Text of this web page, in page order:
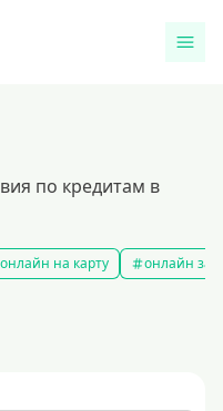
по кредитам в
на карту онлайн